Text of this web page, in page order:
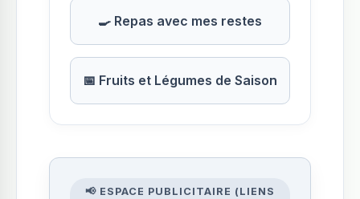
🍳 Repas avec mes restes
📅 Fruits et Légumes de Saison
📢 ESPACE PUBLICITAIRE (LIENS